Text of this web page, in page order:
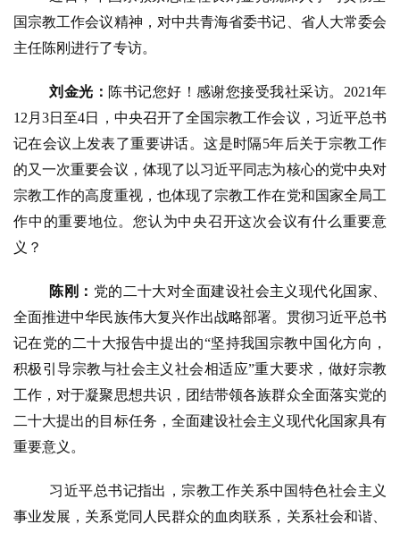
国宗教工作会议精神，对中共青海省委书记、省人大常委会
主任陈刚进行了专访。
刘金光： 陈书记您好！感谢您接受我社采访。 2021年
12月3日至4日，中央召开了全国宗教工作会议，习近平总书
记在会议上发表了重要讲话。这是时隔5年后关于宗教工作
的又一次重要会议，体现了以习近平同志为核心的党中央对
宗教工作的高度重视，也体现了宗教工作在党和国家全局工
作中的重要地位。您认为中央召开这次会议有什么重要意
义？
陈刚： 党的二十大对全面建设社会主义现代化国家、
全面推进中华民族伟大复兴作出战略部署。贯彻习近平总书
记在党的二十大报告中提出的“坚持我国宗教中国化方向，
积极引导宗教与社会主义社会相适应”重大要求，做好宗教
工作，对于凝聚思想共识，团结带领各族群众全面落实党的
二十大提出的目标任务，全面建设社会主义现代化国家具有
重要意义。
习近平总书记指出，宗教工作关系中国特色社会主义
事业发展，关系党同人民群众的血肉联系，关系社会和谐、